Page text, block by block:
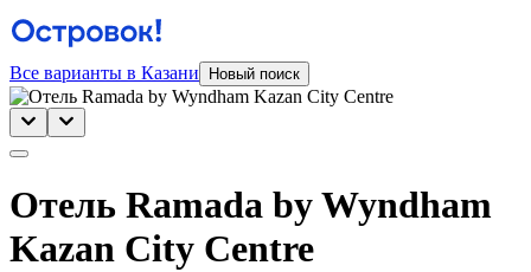
Все варианты в Казани Новый поиск
Отель Ramada by Wyndham
Kazan City Centre